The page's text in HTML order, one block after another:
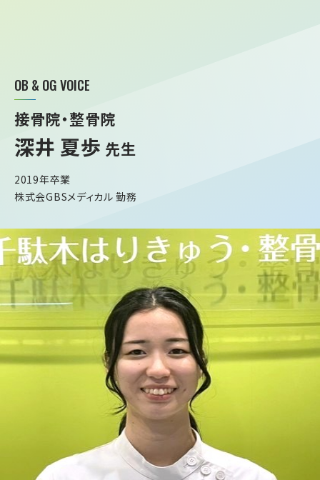
OB & OG VOICE
接骨院・整骨院
深井 夏歩 先生
2019年卒業
株式会GBSメディカル 勤務